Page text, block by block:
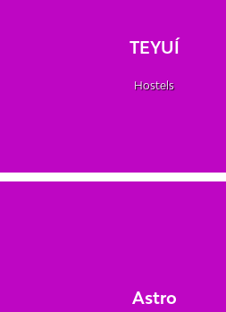
TEYUÍ
Hostels
Astro